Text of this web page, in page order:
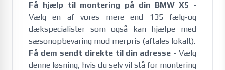
Få hjælp til montering på din BMW X5 -
Vælg en af vores mere end 135 fælg-og
dækspecialister som også kan hjælpe med
sæsonopbevaring mod merpris (aftales lokalt).
Få dem sendt direkte til din adresse - Vælg
denne løsning, hvis du selv vil stå for montering